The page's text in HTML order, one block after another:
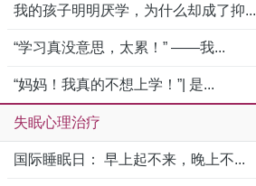
我的孩子明明厌学，为什么却成了抑...
“学习真没意思，太累！” ——我...
“妈妈！我真的不想上学！”| 是...
失眠心理治疗
国际睡眠日： 早上起不来，晚上不...